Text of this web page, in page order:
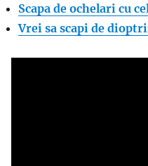
Scapa de ochelari cu
Vrei sa scapi de